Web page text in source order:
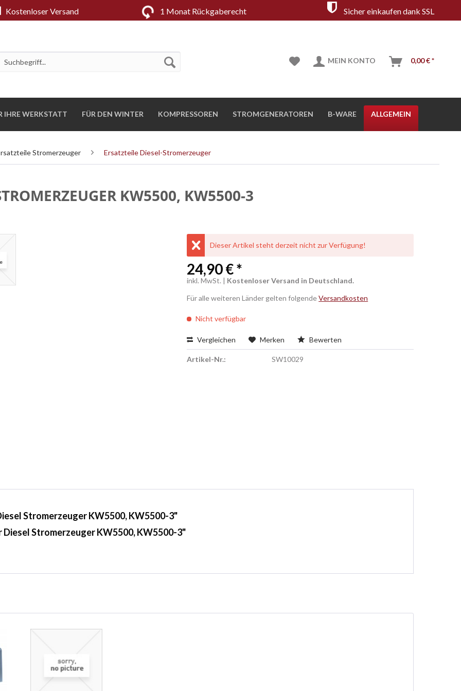
Kostenloser Versand 1 Monat Rückgaberecht Sicher einkaufen dank SSL
MEIN KONTO 0,00 € *
IHRE WERKSTATT FÜR DEN WINTER KOMPRESSOREN STROMGENERATOREN B-WARE ALLGEMEIN
Stromerzeuger Ersatzteile Diesel-Stromerzeuger
KW5500, KW5500-3
Dieser Artikel steht derzeit nicht zur Verfügung!
24,90 € *
inkl. MwSt. | Kostenloser Versand in Deutschland.
Für alle weiteren Länder gelten folgendeVersandkosten
Nicht verfügbar
Vergleichen Merken Bewerten
Artikel-Nr.: SW10029
Stromerzeuger KW5500, KW5500-3"
Stromerzeuger KW5500, KW5500-3"